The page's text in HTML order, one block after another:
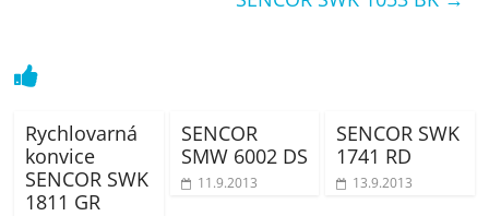
Rychlovarná
konvice
SENCOR SWK
1811 GR
SENCOR
SMW 6002 DS
11.9.2013
SENCOR SWK
1741 RD
13.9.2013